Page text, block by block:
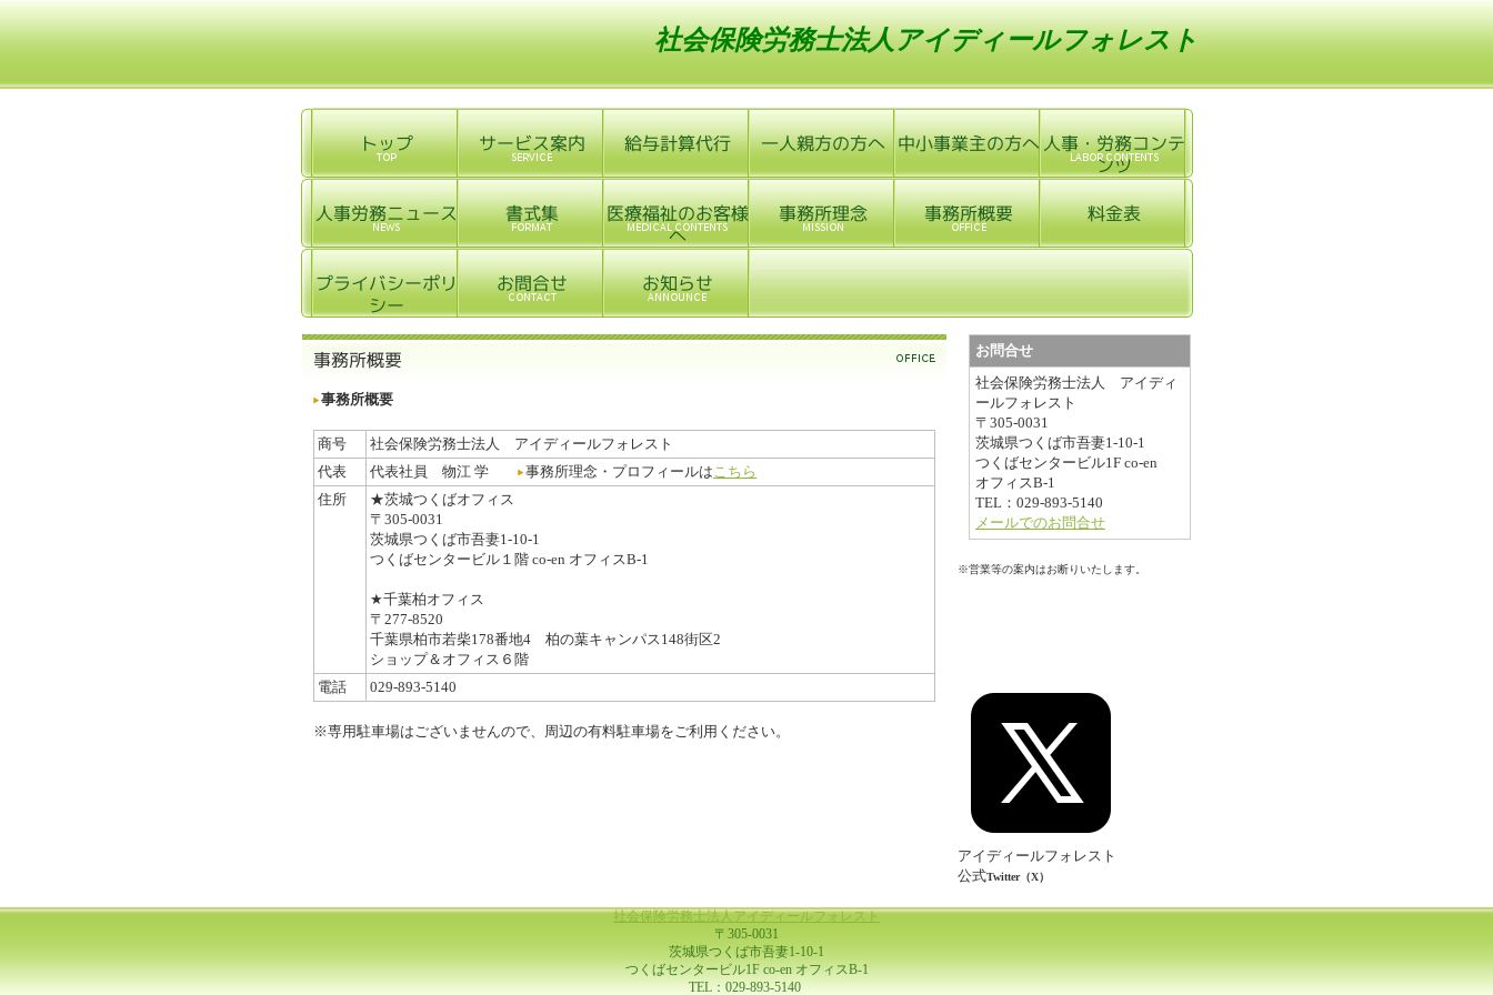
社会保険労務士法人アイディールフォレスト
事務所概要
商号
社会保険労務士法人 アイディールフォレスト
代表
代表社員 物江 学 事務所理念・プロフィールはこちら
住所
★茨城つくばオフィス
〒305-0031
茨城県つくば市吾妻1-10-1
つくばセンタービル１階 co-en オフィスB-1
★千葉柏オフィス
〒277-8520
千葉県柏市若柴178番地4 柏の葉キャンパス148街区2
ショップ＆オフィス６階
電話
029-893-5140
※専用駐車場はございませんので、周辺の有料駐車場をご利用ください。
お問合せ
社会保険労務士法人 アイディ
ールフォレスト
〒305-0031
茨城県つくば市吾妻1-10-1
つくばセンタービル1F co-en
オフィスB-1
TEL：029-893-5140
メールでのお問合せ
※営業等の案内はお断りいたします。
アイディールフォレスト
公式Twitter（X）
社会保険労務士法人アイディールフォレスト
〒305-0031
茨城県つくば市吾妻1-10-1
つくばセンタービル1F co-en オフィスB-1
TEL：029-893-5140